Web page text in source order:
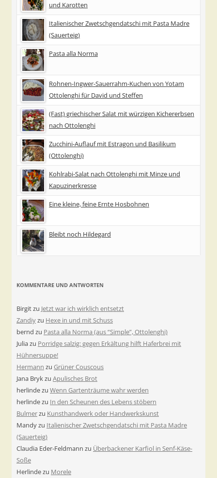
und Karotten
Italienischer Zwetschgendatschi mit Pasta Madre
(Sauerteig)
Pasta alla Norma
Rohnen-Ingwer-Sauerrahm-Kuchen von Yotam
Ottolenghi für David und Steffen
(Fast) griechischer Salat mit würzigen Kichererbsen
nach Ottolenghi
Zucchini-Auflauf mit Estragon und Basilikum
(Ottolenghi)
Kohlrabi-Salat nach Ottolenghi mit Minze und
Kapuzinerkresse
Eine kleine, feine Ernte Hosbohnen
Bleibt noch Hildegard
KOMMENTARE UND ANTWORTEN
Birgitzu Jetzt war ich wirklich entsetzt
Zandiyzu Hexe in und mit Schuss
bernd zu Pasta alla Norma (aus “Simple”, Ottolenghi)
Juliazu Porridge salzig: gegen Erkältung hilft Haferbrei mit
Hühnersuppe!
Hermann zu Grüner Couscous
Jana Brykzu Apulisches Brot
herlindezu Wenn Gartenträume wahr werden
herlindezu In den Scheunen des Lebens stöbern
Bulmerzu Kunsthandwerk oder Handwerkskunst
Mandyzu Italienischer Zwetschgendatschi mit Pasta Madre
(Sauerteig)
Claudia Eder-Feldmann zu Überbackener Karfiol in Senf-Käse-
Soße
Herlindezu Morele